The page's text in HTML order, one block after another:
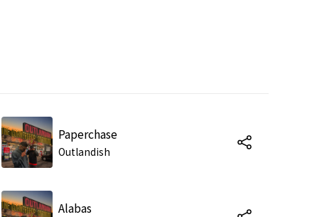
Paperchase
Outlandish
Alabas